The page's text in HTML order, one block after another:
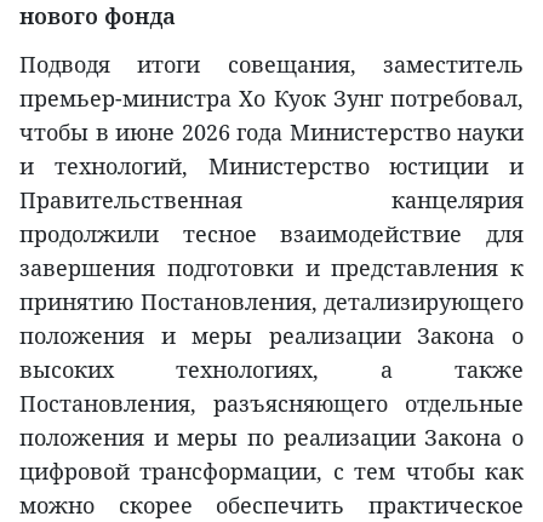
нового фонда
Подводя итоги совещания, заместитель
премьер-министра Хо Куок Зунг потребовал,
чтобы в июне 2026 года Министерство науки
и технологий, Министерство юстиции и
Правительственная канцелярия
продолжили тесное взаимодействие для
завершения подготовки и представления к
принятию Постановления, детализирующего
положения и меры реализации Закона о
высоких технологиях, а также
Постановления, разъясняющего отдельные
положения и меры по реализации Закона о
цифровой трансформации, с тем чтобы как
можно скорее обеспечить практическое